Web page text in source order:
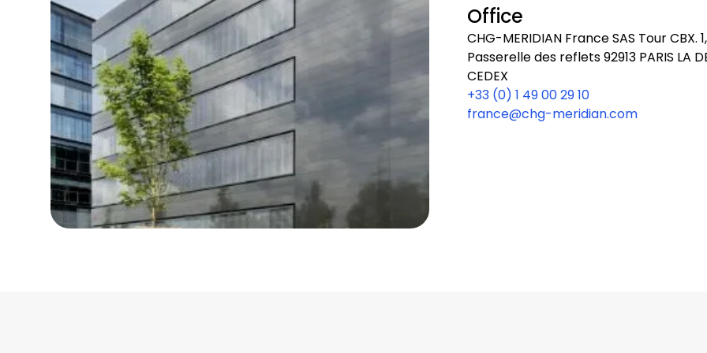
Office
CHG-MERIDIAN France SAS Tour CBX. 1,
Passerelle des reflets 92913 PARIS LA
CEDEX
+33 (0) 1 49 00 29 10
france@chg-meridian.com